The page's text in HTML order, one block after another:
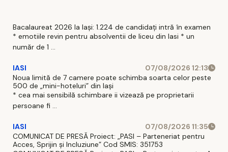
Bacalaureat 2026 la Iași: 1.224 de candidați intră în examen
* emotiile revin pentru absolventii de liceu din Iasi * un
număr de 1 ...
IASI
07/08/2026 12:13
Noua limită de 7 camere poate schimba soarta celor peste
500 de „mini-hoteluri” din Iași
* cea mai sensibilă schimbare ii vizează pe proprietarii
persoane fi ...
IASI
07/08/2026 11:35
COMUNICAT DE PRESĂ Proiect: „PASI – Parteneriat pentru
Acces, Sprijin și Incluziune” Cod SMIS: 351753